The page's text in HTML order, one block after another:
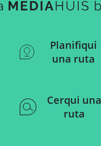
Planifiqui
una ruta
Cerqui una
ruta